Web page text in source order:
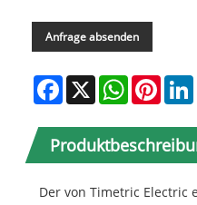
Anfrage absenden
Facebook
X WhatsApp
Der von Timetric Electric